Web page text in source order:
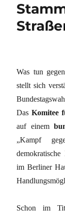
Was tun
stellt sich
DasKomitee
auf einem
„Kampf
demokratische
im Berliner
Schon im